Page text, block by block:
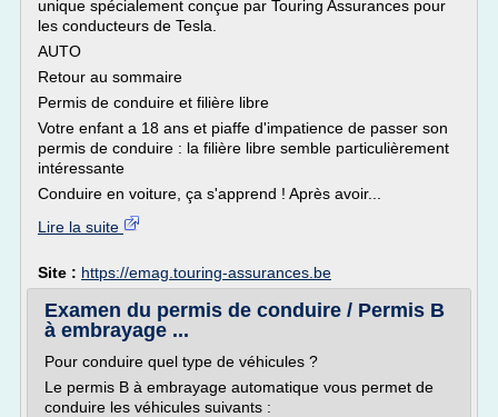
unique spécialement conçue par Touring Assurances pour
les conducteurs de Tesla.
AUTO
Retour au sommaire
Permis de conduire et filière libre
Votre enfant a 18 ans et piaffe d'impatience de passer son
permis de conduire : la filière libre semble particulièrement
intéressante
Conduire en voiture, ça s'apprend ! Après avoir...
Lire la suite
Site : https://emag.touring-assurances.be
Examen du permis de conduire / Permis B
à embrayage ...
Pour conduire quel type de véhicules ?
Le permis B à embrayage automatique vous permet de
conduire les véhicules suivants :